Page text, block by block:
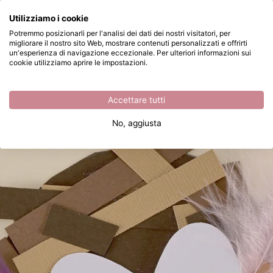
Passa al contenuto principale
Disponibile da magazzino Creare un dolce nido di uccellini di carta
Cosa stai cercando?
Utilizziamo i cookie
Potremmo posizionarli per l'analisi dei dati dei nostri visitatori, per
migliorare il nostro sito Web, mostrare contenuti personalizzati e offrirti
un'esperienza di navigazione eccezionale. Per ulteriori informazioni sui
cookie utilizziamo aprire le impostazioni.
Accettare tutti
No, aggiusta